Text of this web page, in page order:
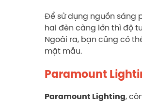
Để sử dụng nguồn sáng
hai đèn càng lớn thì độ
Ngoài ra, bạn cũng có
mặt mẫu.
Paramount
Paramount Lighting,